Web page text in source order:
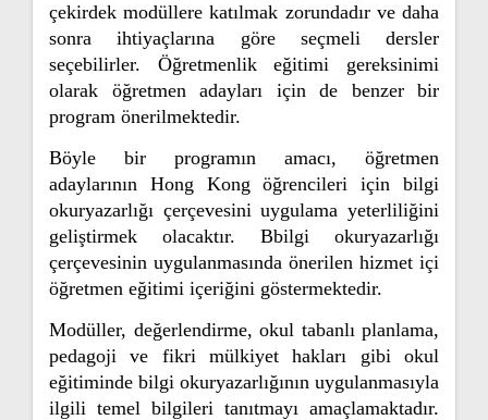
çekirdek modüllere katılmak zorundadır ve daha
sonra ihtiyaçlarına göre seçmeli dersler
seçebilirler. Öğretmenlik eğitimi gereksinimi
olarak öğretmen adayları için de benzer bir
program önerilmektedir.
Böyle bir programın amacı, öğretmen
adaylarının Hong Kong öğrencileri için bilgi
okuryazarlığı çerçevesini uygulama yeterliliğini
geliştirmek olacaktır. Bbilgi okuryazarlığı
çerçevesinin uygulanmasında önerilen hizmet içi
öğretmen eğitimi içeriğini göstermektedir.
Modüller, değerlendirme, okul tabanlı planlama,
pedagoji ve fikri mülkiyet hakları gibi okul
eğitiminde bilgi okuryazarlığının uygulanmasıyla
ilgili temel bilgileri tanıtmayı amaçlamaktadır.